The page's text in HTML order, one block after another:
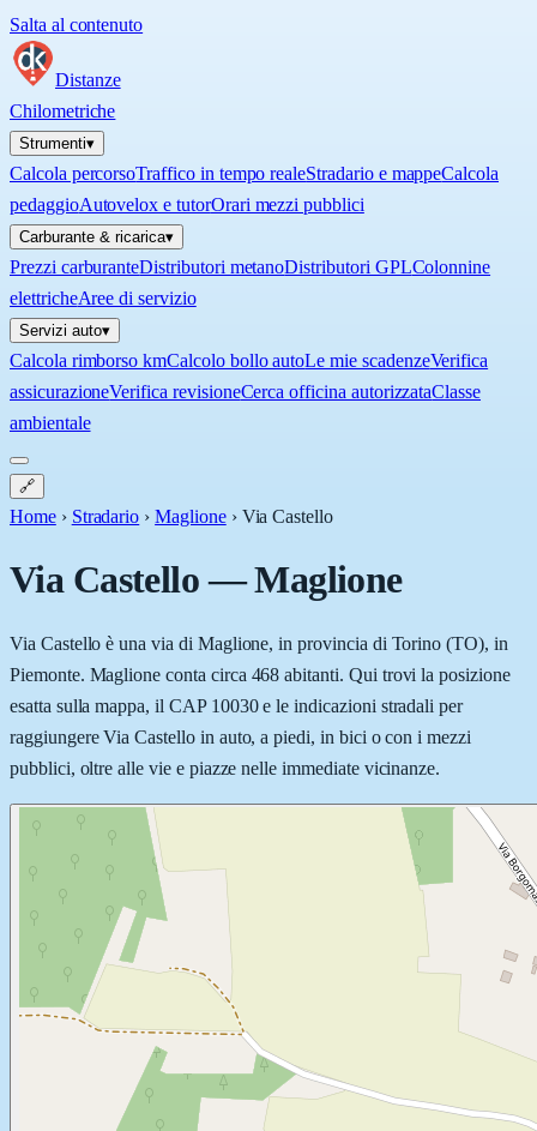
Salta al contenuto
Distanze
Chilometriche
Strumenti▾
Calcola percorsoTraffico in tempo realeStradario e mappeCalcola
pedaggioAutovelox e tutorOrari mezzi pubblici
Carburante & ricarica▾
Prezzi carburanteDistributori metanoDistributori GPLColonnine
elettricheAree di servizio
Servizi auto▾
Calcola rimborso kmCalcolo bollo autoLe mie scadenzeVerifica
assicurazioneVerifica revisioneCerca officina autorizzataClasse
ambientale
🔗
Home › Stradario › Maglione › Via Castello
Via Castello—Maglione
Via Castello è una via di Maglione, in provincia di Torino (TO), in
Piemonte. Maglione conta circa 468 abitanti. Qui trovi la posizione
esatta sulla mappa, il CAP 10030 e le indicazioni stradali per
raggiungere Via Castello in auto, a piedi, in bici o con i mezzi
pubblici, oltre alle vie e piazze nelle immediate vicinanze.